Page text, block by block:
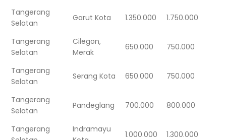
Tangerang
Selatan
Garut Kota 1.350.000 1.750.000
Tangerang
Selatan
Cilegon,
Merak
650.000 750.000
Tangerang
Selatan
Serang Kota 650.000 750.000
Tangerang
Selatan
Pandeglang 700.000 800.000
Tangerang
Indramayu
1.000.000 1.300.000